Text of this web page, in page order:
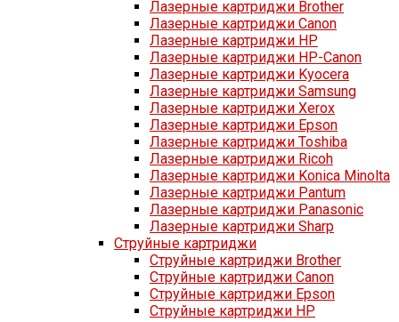
Лазерные картриджи Brother
Лазерные картриджи Canon
Лазерные картриджи HP
Лазерные картриджи HP-Canon
Лазерные картриджи Kyocera
Лазерные картриджи Samsung
Лазерные картриджи Xerox
Лазерные картриджи Epson
Лазерные картриджи Toshiba
Лазерные картриджи Ricoh
Лазерные картриджи Konica Minolta
Лазерные картриджи Pantum
Лазерные картриджи Panasonic
Лазерные картриджи Sharp
Струйные картриджи
Струйные картриджи Brother
Струйные картриджи Canon
Струйные картриджи Epson
Струйные картриджи HP